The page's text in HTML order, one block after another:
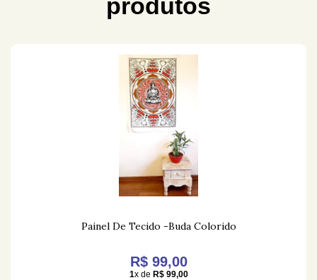
Painel De Tecido -Buda Colorido
R$ 99,00
1x de R$ 99,00